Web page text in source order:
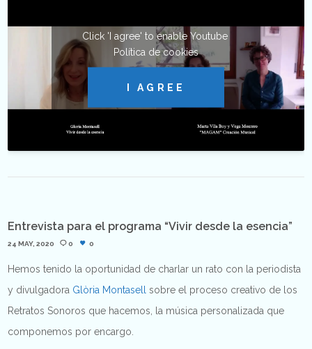
Click 'I agree' to enable Youtube
Política de cookies
I AGREE
Entrevista para el programa “Vivir desde la esencia”
24 MAY, 2020 0 0
Hemos tenido la oportunidad de charlar un rato con la periodista
y divulgadora Glòria Montasell
sobre el proceso creativo de los
Retratos Sonoros que hacemos, la música personalizada que
componemos por encargo.